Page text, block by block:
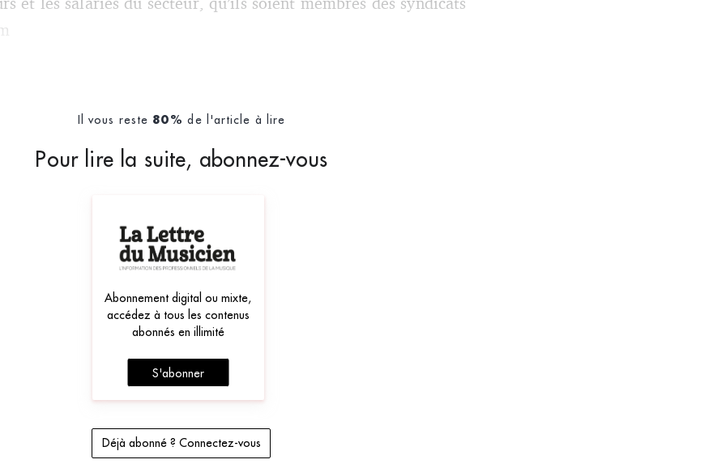
Il vous reste 80% de l'article à lire
Pour lire la suite, abonnez-vous
Abonnement digital ou mixte,
accédez à tous les contenus
abonnés en illimité
S'abonner
Déjà abonné ? Connectez-vous